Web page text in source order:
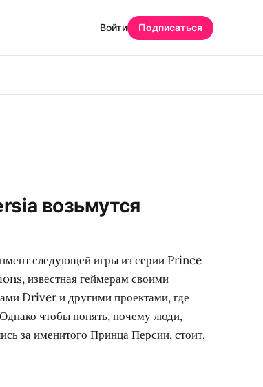
Войти Подписаться
возьмутся
следующей игры из серии Prince
известная геймерам своими
Driver и другими проектами, где
чтобы понять, почему люди,
за именитого Принца Персии, стоит,